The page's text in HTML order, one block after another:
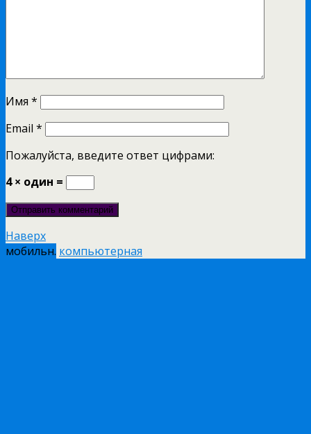
Имя *
Email *
Пожалуйста, введите ответ цифрами:
4 × один =
Наверх
мобильн. компьютерная